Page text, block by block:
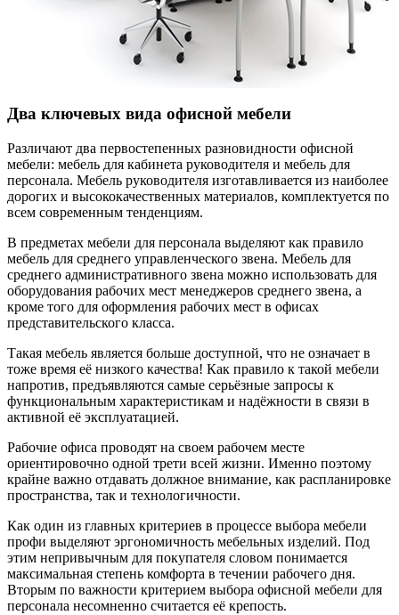
Два ключевых вида офисной мебели
Различают два первостепенных разновидности офисной
мебели: мебель для кабинета руководителя и мебель для
персонала. Мебель руководителя изготавливается из наиболее
дорогих и высококачественных материалов, комплектуется по
всем современным тенденциям.
В предметах мебели для персонала выделяют как правило
мебель для среднего управленческого звена. Мебель для
среднего административного звена можно использовать для
оборудования рабочих мест менеджеров среднего звена, а
кроме того для оформления рабочих мест в офисах
представительского класса.
Такая мебель является больше доступной, что не означает в
тоже время её низкого качества! Как правило к такой мебели
напротив, предъявляются самые серьёзные запросы к
функциональным характеристикам и надёжности в связи в
активной её эксплуатацией.
Рабочие офиса проводят на своем рабочем месте
ориентировочно одной трети всей жизни. Именно поэтому
крайне важно отдавать должное внимание, как распланировке
пространства, так и технологичности.
Как один из главных критериев в процессе выбора мебели
профи выделяют эргономичность мебельных изделий. Под
этим непривычным для покупателя словом понимается
максимальная степень комфорта в течении рабочего дня.
Вторым по важности критерием выбора офисной мебели для
персонала несомненно считается её крепость.